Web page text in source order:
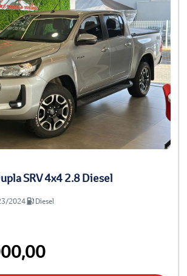
SRV 4x4 2.8 Diesel
2024 Diesel